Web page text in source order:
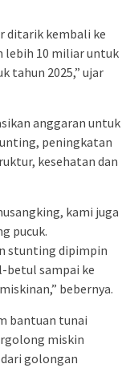
ditarik kembali ke
lebih 10 miliar untuk
tahun 2025,” ujar
anggaran untuk
peningkatan
kesehatan dan
kami juga
pucuk.
stunting dipimpin
betul sampai ke
bebernya.
bantuan tunai
miskin
golongan